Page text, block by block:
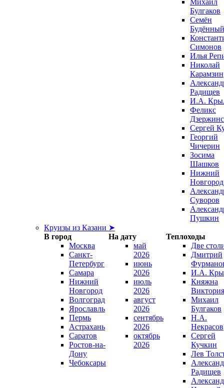
Михаил
Булгаков
Семён
Будённый
Симонов
Илья
Николай
Карамзин
Радищев
И.А.
Феликс
Сергей
Георгий
Чичерин
Зосима
Шашков
Нижний
Новгород
Суворов
Пушкин
Круизы из Казани ➤
В город
На дату
Теплоходы
Москва
Санкт-
Петербург
Самара
Нижний
Новгород
Волгоград
Ярославль
Пермь
Астрахань
Саратов
Ростов-на-
Дону
Чебоксары
май
2026
июнь
2026
июль
2026
август
2026
сентябрь
2026
октябрь
2026
Две
Дмитрий
И.А.
Княжна
Виктория
Михаил
Булгаков
Н.А.
Некрасов
Сергей
Кучкин
Лев
Радищев